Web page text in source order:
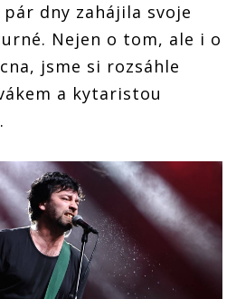
dny zahájila svoje
Nejen o tom, ale i o
jsme si rozsáhle
a kytaristou